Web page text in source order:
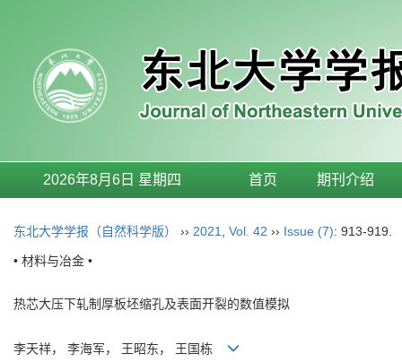
2026年8月6日 星期四 首页 期刊介绍
东北大学学报（自然科学版） ›› 2021 Vol. 42 ›› Issue (7): 913-919.
• 材料与冶金 •
热芯大压下轧制厚板坯缩孔及表面开裂的数值模拟
李天祥， 李海军， 王昭东， 王国栋